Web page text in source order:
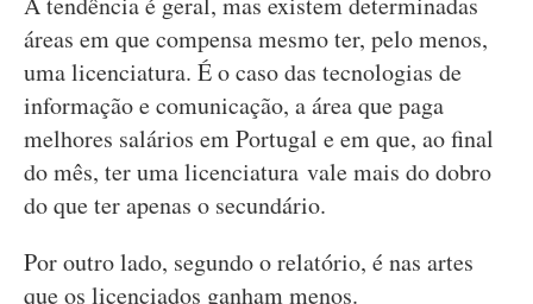
áreas em que compensa mesmo ter, pelo menos,
uma licenciatura. É o caso das tecnologias de
informação e comunicação, a área que paga
melhores salários em Portugal e em que, ao final
do mês, ter uma licenciatura vale mais do dobro
do que ter apenas o secundário.
Por outro lado, segundo o relatório, é nas artes
que os licenciados ganham menos.